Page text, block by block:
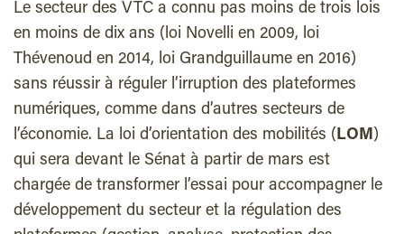
Le secteur des VTC a connu pas moins de trois lois
en moins de dix ans (loi Novelli en 2009, loi
Thévenoud en 2014, loi Grandguillaume en 2016)
sans réussir à réguler l’irruption des plateformes
numériques, comme dans d’autres secteurs de
l’économie. La loi d’orientation des mobilités (LOM)
qui sera devant le Sénat à partir de mars est
chargée de transformer l’essai pour accompagner le
développement du secteur et la régulation des